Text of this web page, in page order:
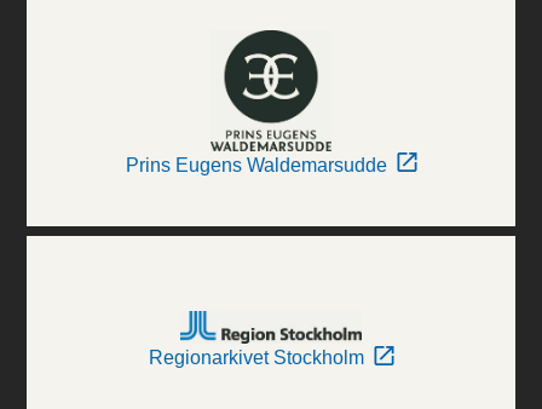
Prins Eugens Waldemarsudde
Regionarkivet Stockholm